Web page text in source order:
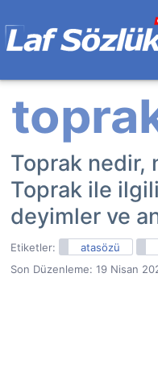
Toprak nedir,
Toprak ile
deyimler ve
Etiketler: atasözü
Son Düzenleme: 19 Nisan